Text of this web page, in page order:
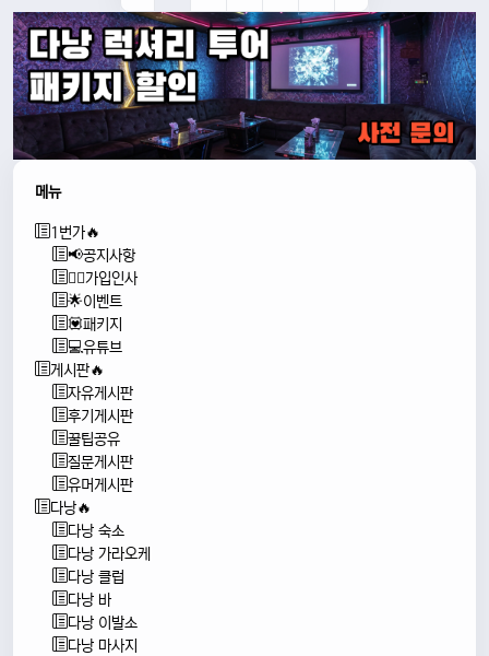
메뉴
1번가🔥
📢공지사항
🙇‍♂️가입인사
🌟이벤트
💟패키지
💻유튜브
게시판🔥
자유게시판
후기게시판
꿀팁공유
질문게시판
유머게시판
다낭🔥
다낭 숙소
다낭 가라오케
다낭 클럽
다낭 바
다낭 이발소
다낭 마사지